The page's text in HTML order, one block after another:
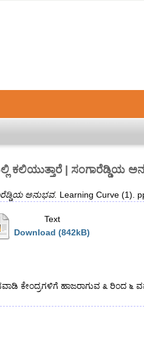
ಕಲಿಯುತ್ತಾರೆ | ಸಂಗಾರೆಡ್ಡಿಯ
ಅನುಭವ. Learning Curve (1).
Text
Download (842kB)
ಕೇಂದ್ರಗಳಿಗೆ ಹಾಜರಾಗುವ ೩ ರಿಂದ ೬